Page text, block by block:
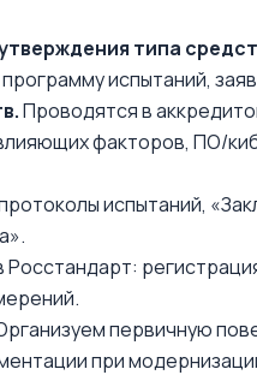
типа
испытаний,
Проводятся в
факторов, ПО/
испытаний,
первичную
при